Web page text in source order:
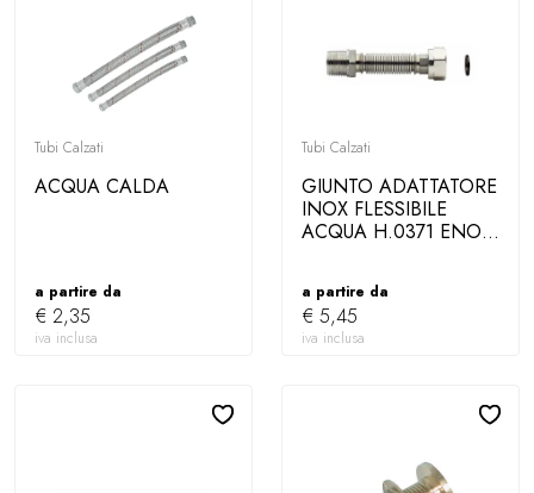
Tubi Calzati
ACQUA CALDA
a partire da
€ 2,35
iva inclusa
Tubi Calzati
GIUNTO ADATTATORE
INOX FLESSIBILE
ACQUA H.0371 ENO...
a partire da
€ 5,45
iva inclusa